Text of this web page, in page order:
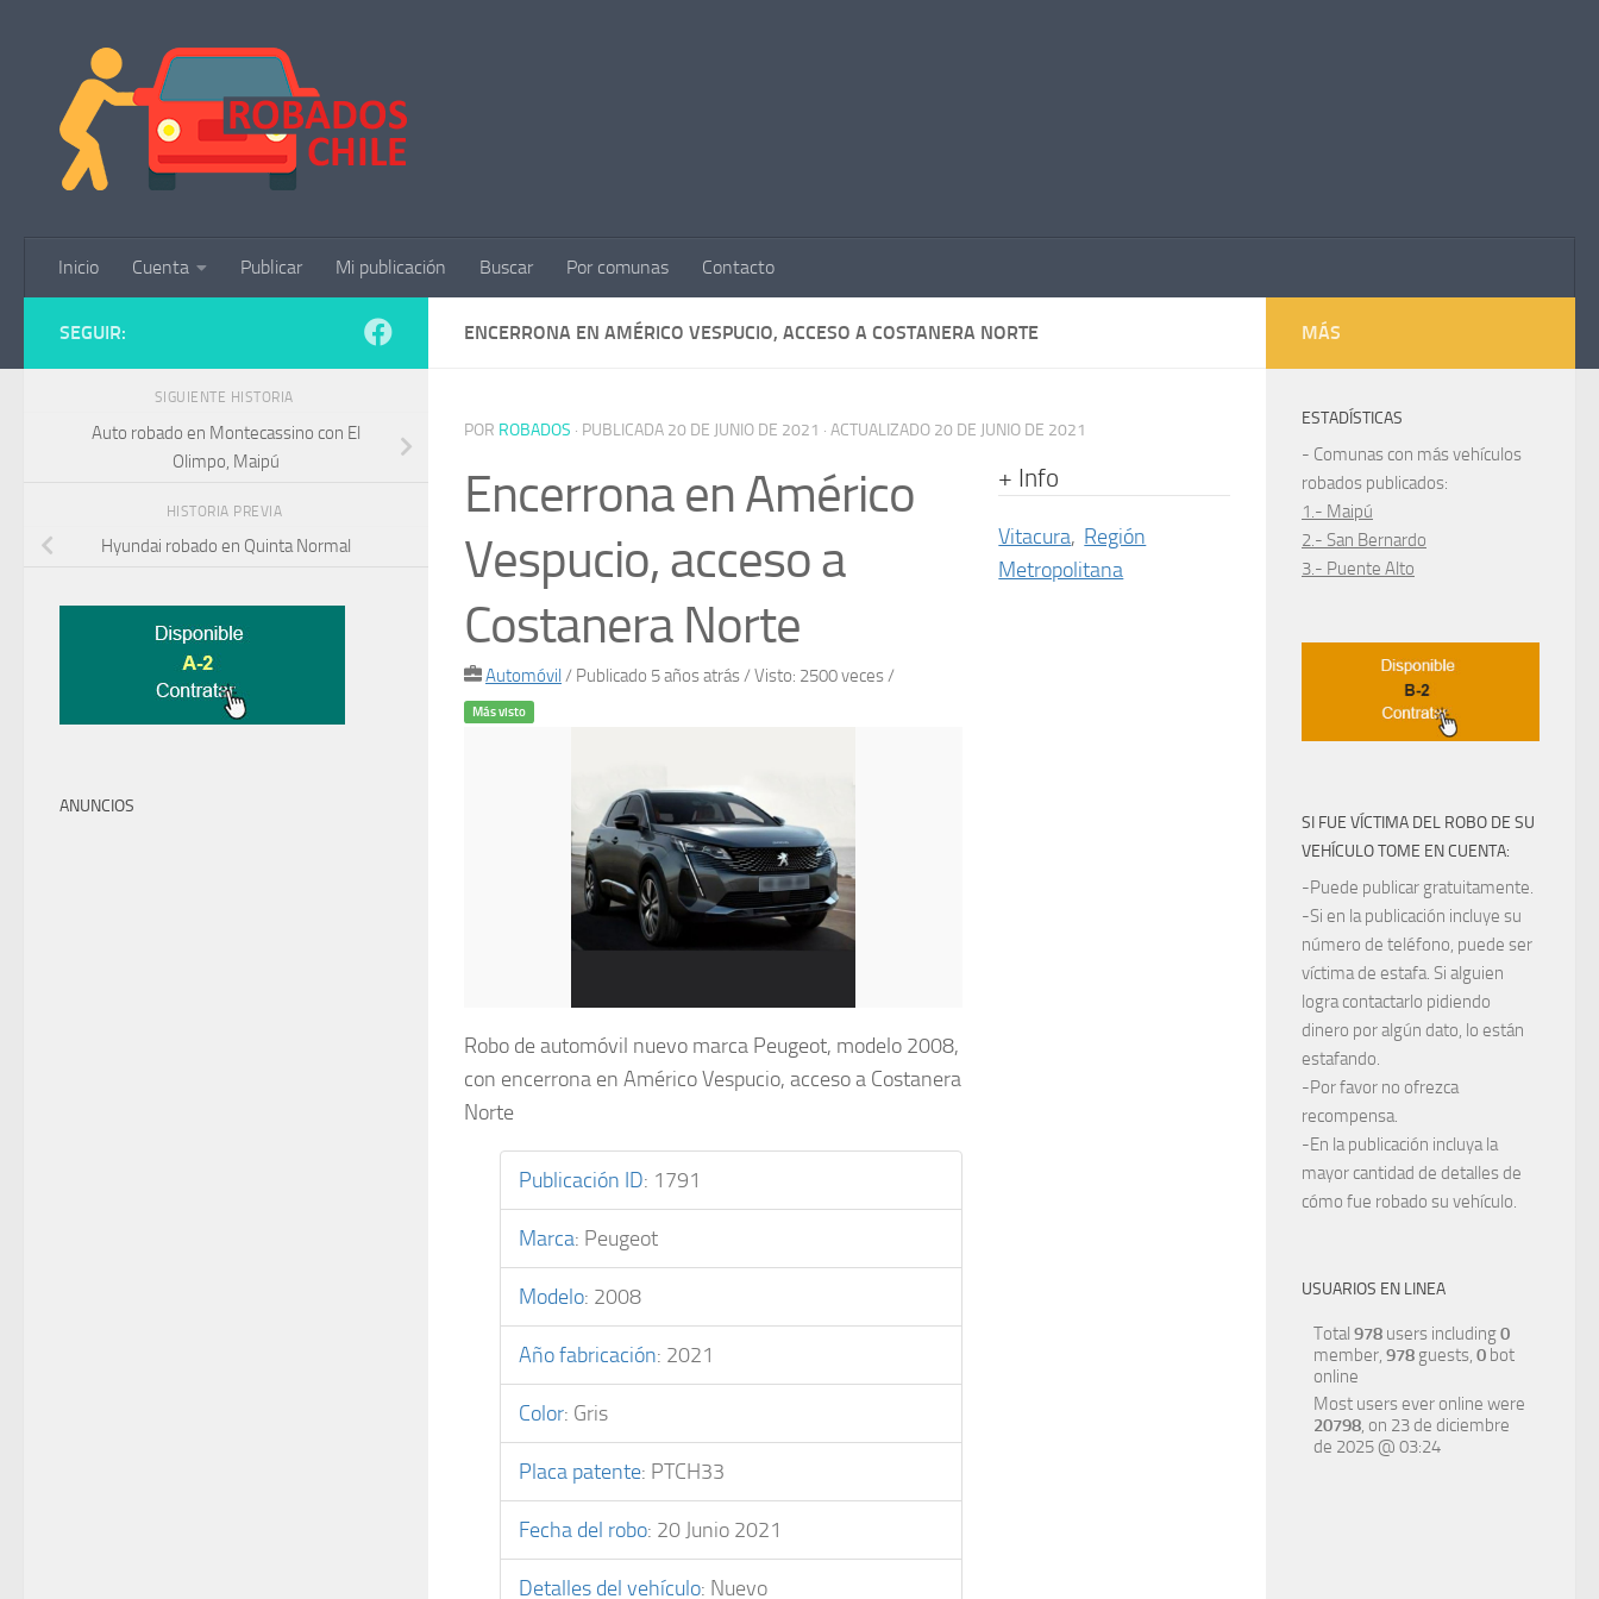
Inicio Cuenta Publicar Mi publicación Buscar Por comunas Contacto
ENCERRONA EN AMÉRICO VESPUCIO, ACCESO A COSTANERA NORTE
POR ROBADOS · PUBLICADA 20 DE JUNIO DE 2021 · ACTUALIZADO 20 DE JUNIO DE 2021
Encerrona en Américo
Vespucio, acceso a
Costanera Norte
Automóvil / Publicado 5 años atrás/ Visto: 2500 veces /
Más visto
Robo de automóvil nuevo marca Peugeot, modelo 2008,
con encerrona en Américo Vespucio, acceso a Costanera
Norte
Publicación ID: 1791
Marca: Peugeot
Modelo: 2008
Año fabricación: 2021
Color: Gris
Placa patente: PTCH33
Fecha del robo: 20 Junio 2021
Detalles del vehículo: Nuevo
+ Info
Vitacura, Región
Metropolitana
SEGUIR:
SIGUIENTE HISTORIA
Auto robado en Montecassino con El
Olimpo, Maipú
HISTORIA PREVIA
Hyundai robado en Quinta Normal
ANUNCIOS
MÁS
ESTADÍSTICAS
- Comunas con más vehículos
robados publicados:
1.- Maipú
2.- San Bernardo
3.- Puente Alto
SI FUE VÍCTIMA DEL ROBO DE SU
VEHÍCULO TOME EN CUENTA:
-Puede publicar gratuitamente.
-Si en la publicación incluye su
número de teléfono, puede ser
víctima de estafa. Si alguien
logra contactarlo pidiendo
dinero por algún dato, lo están
estafando.
-Por favor no ofrezca
recompensa.
-En la publicación incluya la
mayor cantidad de detalles de
cómo fue robado su vehículo.
USUARIOS EN LINEA
Total 978 users including0
member, 978 guests, 0 bot
online
Most users ever online were
20798, on 23 de diciembre
de 2025 @ 03:24